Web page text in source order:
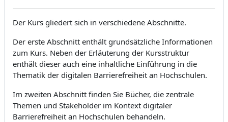
Der Kurs gliedert sich in verschiedene Abschnitte.
Der erste Abschnitt enthält grundsätzliche Informationen
zum Kurs. Neben der Erläuterung der Kursstruktur
enthält dieser auch eine inhaltliche Einführung in die
Thematik der digitalen Barrierefreiheit an Hochschulen.
Im zweiten Abschnitt finden Sie Bücher, die zentrale
Themen und Stakeholder im Kontext digitaler
Barrierefreiheit an Hochschulen behandeln.